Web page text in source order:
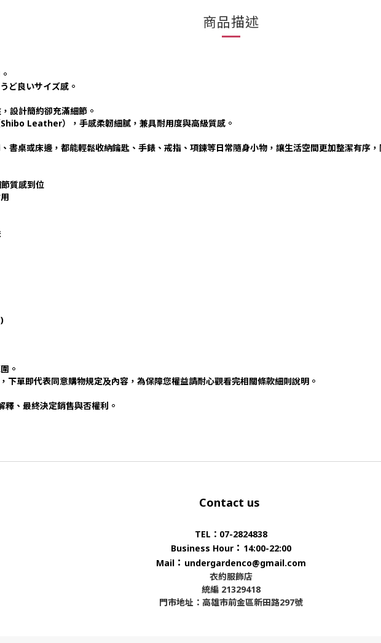
商品描述
ど良いサイズ感。
設計簡約卻充滿細節。
Leather），手感柔韌細膩，兼具耐用度與高級質感。
書桌或床邊，都能輕鬆收納鑰匙、手錶、戒指、項鍊等日常隨身小物，讓生活空間更加整潔有序
質感到位
。
下單即代表同意購物規定及內容，為保障您權益請耐心觀看完相關條款細則說明。
、最終決定銷售與否權利。
Contact us
TEL：07-2824838
Business Hour ： 14:00-22:00
Mail ： undergardenco@gmail.com
衣約服飾店
統編 21329418
門市地址：高雄市前金區新田路297號